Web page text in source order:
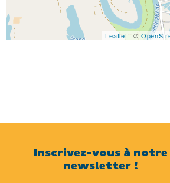
Leaflet | ©
Inscrivez-vous à notre
newsletter !